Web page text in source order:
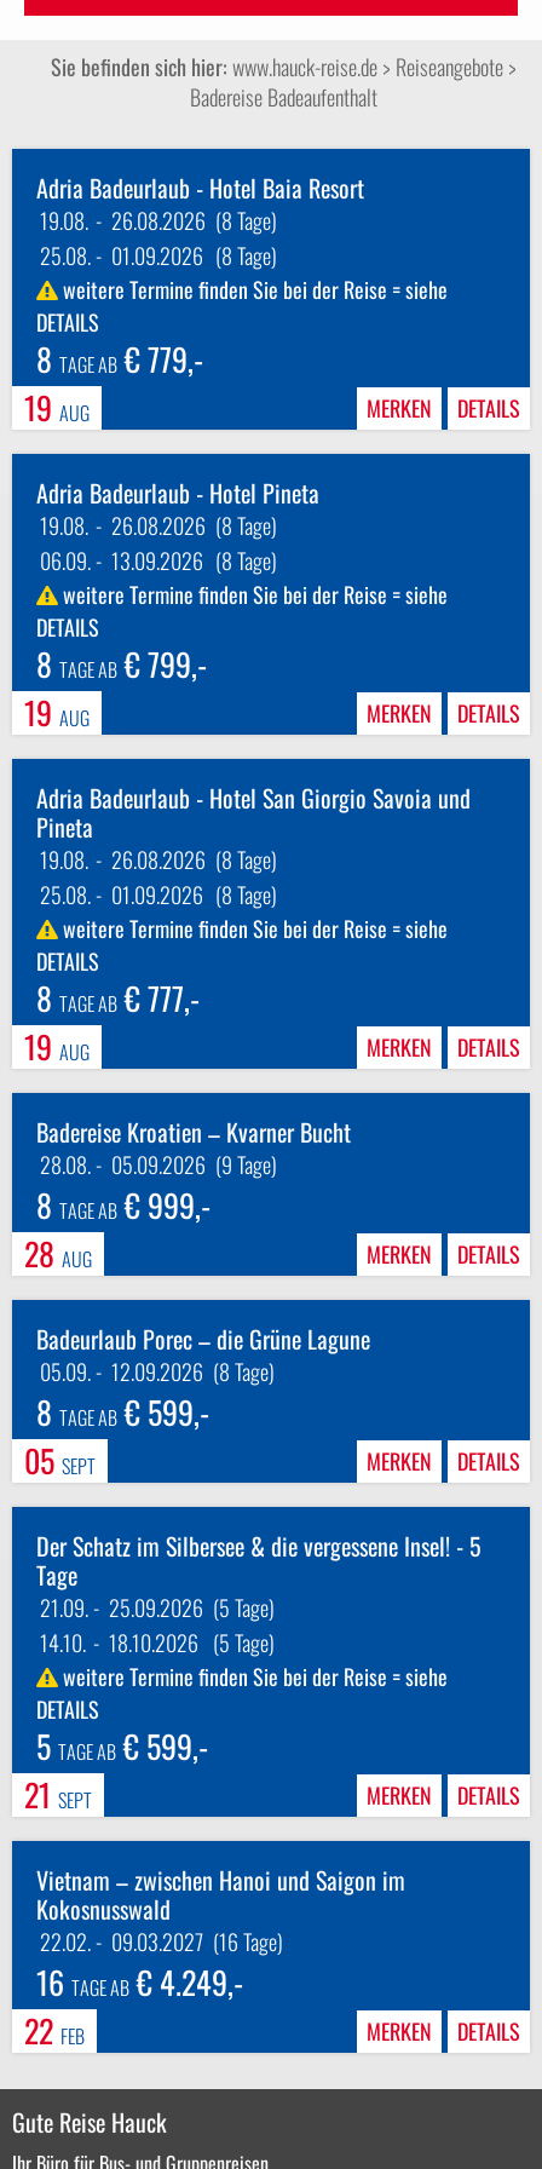
Sie befinden sich hier:www.hauck-reise.de> Reiseangebote >
Badereise Badeaufenthalt
19 AUG
Adria Badeurlaub - Hotel Baia Resort
19.08. - 26.08.2026 (8 Tage)
25.08.- 01.09.2026 (8 Tage)
weitere Termine finden Sie bei der Reise = siehe
DETAILS
8 TAGE AB € 779,-
MERKEN DETAILS
19 AUG
Adria Badeurlaub - Hotel Pineta
19.08. - 26.08.2026 (8 Tage)
06.09.- 13.09.2026 (8 Tage)
weitere Termine finden Sie bei der Reise = siehe
DETAILS
8 TAGE AB € 799,-
MERKEN DETAILS
19 AUG
Adria Badeurlaub - Hotel San Giorgio Savoia und
Pineta
19.08. - 26.08.2026 (8 Tage)
25.08.- 01.09.2026 (8 Tage)
weitere Termine finden Sie bei der Reise = siehe
DETAILS
8 TAGE AB € 777,-
MERKEN DETAILS
28 AUG
Badereise Kroatien – Kvarner Bucht
28.08.- 05.09.2026 (9 Tage)
8 TAGE AB € 999,-
MERKEN DETAILS
05 SEPT
Badeurlaub Porec – die Grüne Lagune
05.09.- 12.09.2026 (8 Tage)
8 TAGE AB € 599,-
MERKEN DETAILS
21 SEPT
Der Schatz im Silbersee & die vergessene Insel! - 5
Tage
21.09.- 25.09.2026 (5 Tage)
14.10. - 18.10.2026 (5 Tage)
weitere Termine finden Sie bei der Reise = siehe
DETAILS
5 TAGE AB € 599,-
MERKEN DETAILS
22 FEB
Vietnam – zwischen Hanoi und Saigon im
Kokosnusswald
22.02.- 09.03.2027 (16 Tage)
16 TAGE AB € 4.249,-
MERKEN DETAILS
Gute Reise Hauck